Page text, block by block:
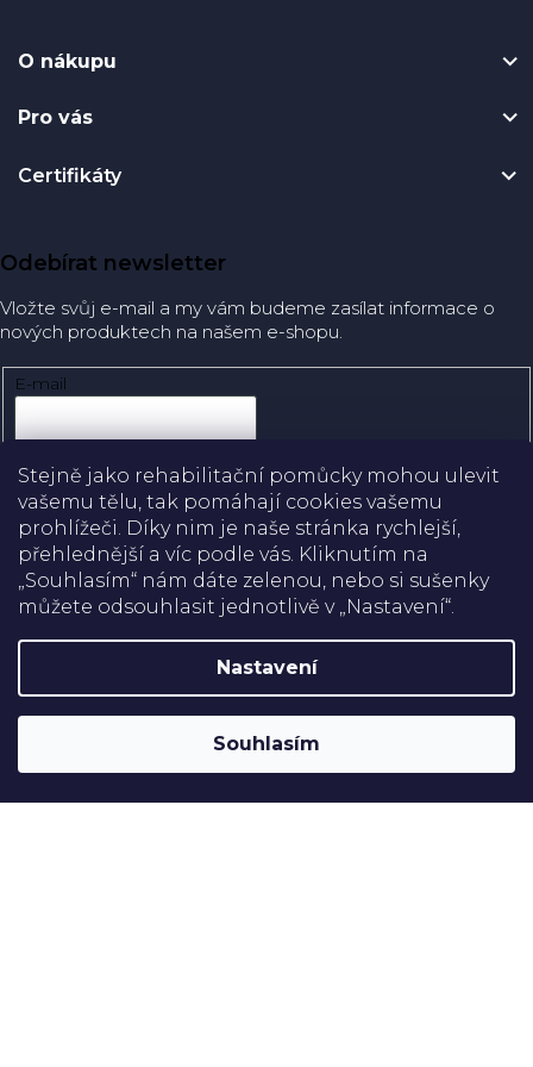
Stejně jako rehabilitační pomůcky mohou ulevit
vašemu tělu, tak pomáhají cookies vašemu
prohlížeči. Díky nim je naše stránka rychlejší,
přehlednější a víc podle vás. Kliknutím na
„Souhlasím“ nám dáte zelenou, nebo si sušenky
můžete odsouhlasit jednotlivě v „Nastavení“.
Nastavení
Souhlasím
O nákupu
Pro vás
Certifikáty
Doprava
Platba
Odebírat newsletter
Vložte svůj e-mail a my vám budeme zasílat informace o
nových produktech na našem e-shopu.
E-mail
Přihlásit se
Rehabilitační pomůcky
Upravit nastavení cookies